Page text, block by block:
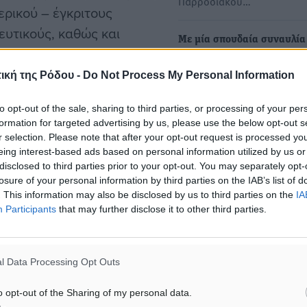
της Ρόδου - Do Not Process My Personal Information
opt-out of the sale, sharing to third parties, or processing of your
for targeted advertising by us, please use the below opt-out
selection. Please note that after your opt-out request is processed
interest-based ads based on personal information utilized by us
to third parties prior to your opt-out. You may separately
of your personal information by third parties on the IAB’s list of
This information may also be disclosed by us to third parties on the
Participants that may further disclose it to other third parties.
Data Processing Opt Outs
opt-out of the Sharing of my personal data.
– έγκριτους
καθώς και
οι οποίοι θα
τα πορίσματα
κάθε πτυχή της
όπως η Ιστορία, η
η
επιστημονική
Με μία σπουδαία
Σταύρου Ξαρχάκου
Εξαιρετική η διοργάνωση
Διεύθυνση Τουρισμού
Ρόδου και τον ΔΟΠΑΡ…
Το πρόγραμμα του 18ου
Πολιτιστικού Φεστιβάλ
“Καμάρεια 2025”
Ο Πολιτιστικός Σύλλογος